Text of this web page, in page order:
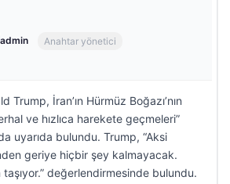
admin Anahtar yönetici
Trump, İran’ın Hürmüz Boğazı’nın
ve hızlıca harekete geçmeleri”
uyarıda bulundu. Trump, “Aksi
geriye hiçbir şey kalmayacak.
değerlendirmesinde bulundu.